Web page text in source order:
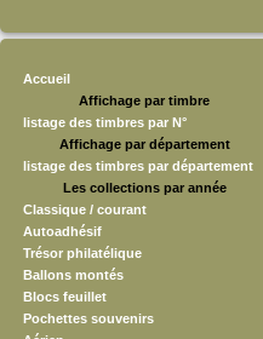
Accueil
Affichage par timbre
listage des timbres par N°
Affichage par département
listage des timbres par département
Les collections par année
Classique / courant
Autoadhésif
Trésor philatélique
Ballons montés
Blocs feuillet
Pochettes souvenirs